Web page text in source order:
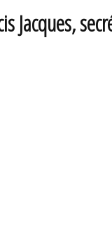
Jacques,